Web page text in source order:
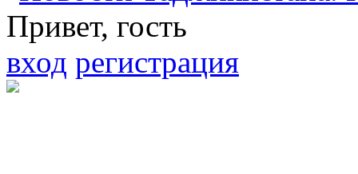
Привет, гость
вход регистрация